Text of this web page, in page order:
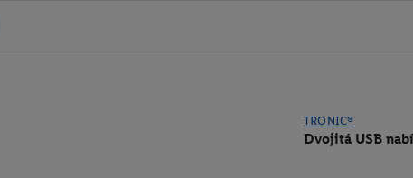
TRONIC®
Dvojitá USB